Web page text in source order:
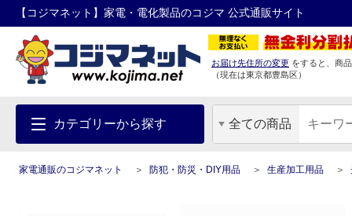
【コジマネット】家電・電化製品のコジマ 公式通販サイト
お届け先住所の変更 をすると、商
（現在は東京都豊島区）
カテゴリーから探す 全ての商品
家電通販のコジマネット 防犯・防災・DIY用品 生産加工用品